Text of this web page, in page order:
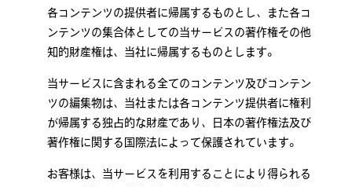
各コンテンツの提供者に帰属するものとし、また各コ
ンテンツの集合体としての当サービスの著作権その他
知的財産権は、当社に帰属するものとします。
当サービスに含まれる全てのコンテンツ及びコンテン
ツの編集物は、当社または各コンテンツ提供者に権利
が帰属する独占的な財産であり、日本の著作権法及び
著作権に関する国際法によって保護されています。
お客様は、当サービスを利用することにより得られる